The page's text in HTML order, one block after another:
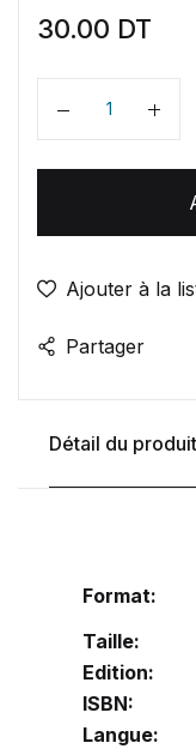
30.00 DT
Quantité
Ajouter à la
Partager
Détail du produit
Format:
Taille:
Edition:
ISBN:
Langue: